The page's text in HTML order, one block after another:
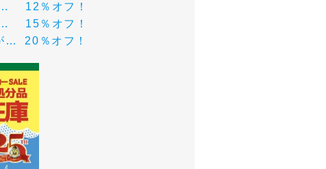
12％オフ！
15％オフ！
… 20％オフ！